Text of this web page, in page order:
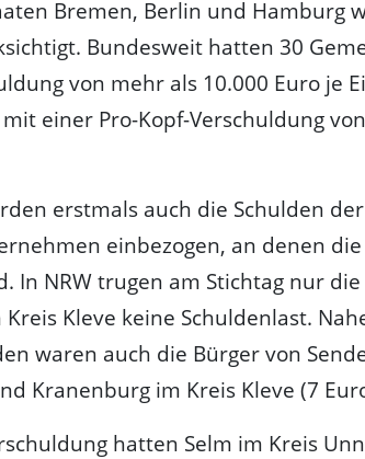
Bremen, Berlin und Hamburg
Bundesweit hatten 30
von mehr als 10.000 Euro je
einer Pro-Kopf-Verschuldung
erstmals auch die Schulden der
einbezogen, an denen die
In NRW trugen am Stichtag nur die
Kleve keine Schuldenlast.
waren auch die Bürger von
Kranenburg im Kreis Kleve (7
hatten Selm im Kreis